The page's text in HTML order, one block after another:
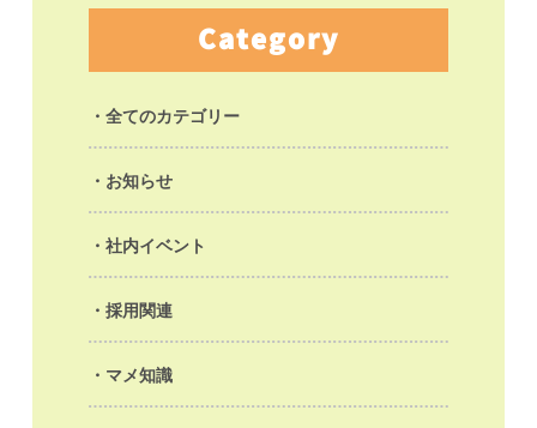
Category
全てのカテゴリー
お知らせ
社内イベント
採用関連
マメ知識